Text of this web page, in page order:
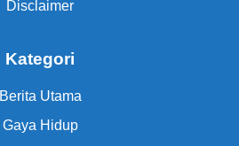
Disclaimer
Kategori
Berita Utama
Gaya Hidup